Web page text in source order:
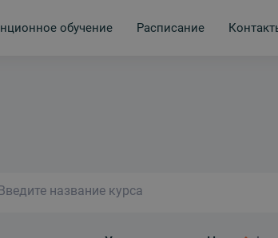
обучение Расписание